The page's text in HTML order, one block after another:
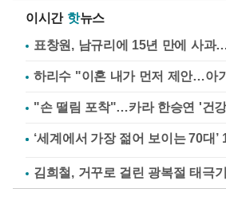
이시간 핫뉴스
표창원, 남규리에 15년 만에 사
하리수 "이혼 내가 먼저 제안…아
"손 떨림 포착"…카라 한승연 '건